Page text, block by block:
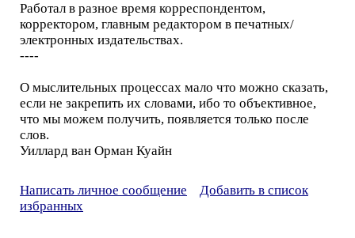
Работал в разное время корреспондентом,
корректором, главным редактором в печатных/
электронных издательствах.
----
О мыслительных процессах мало что можно сказать,
если не закрепить их словами, ибо то объективное,
что мы можем получить, появляется только после
слов.
Уиллард ван Орман Куайн
Написать личное сообщение
Добавить в список
избранных